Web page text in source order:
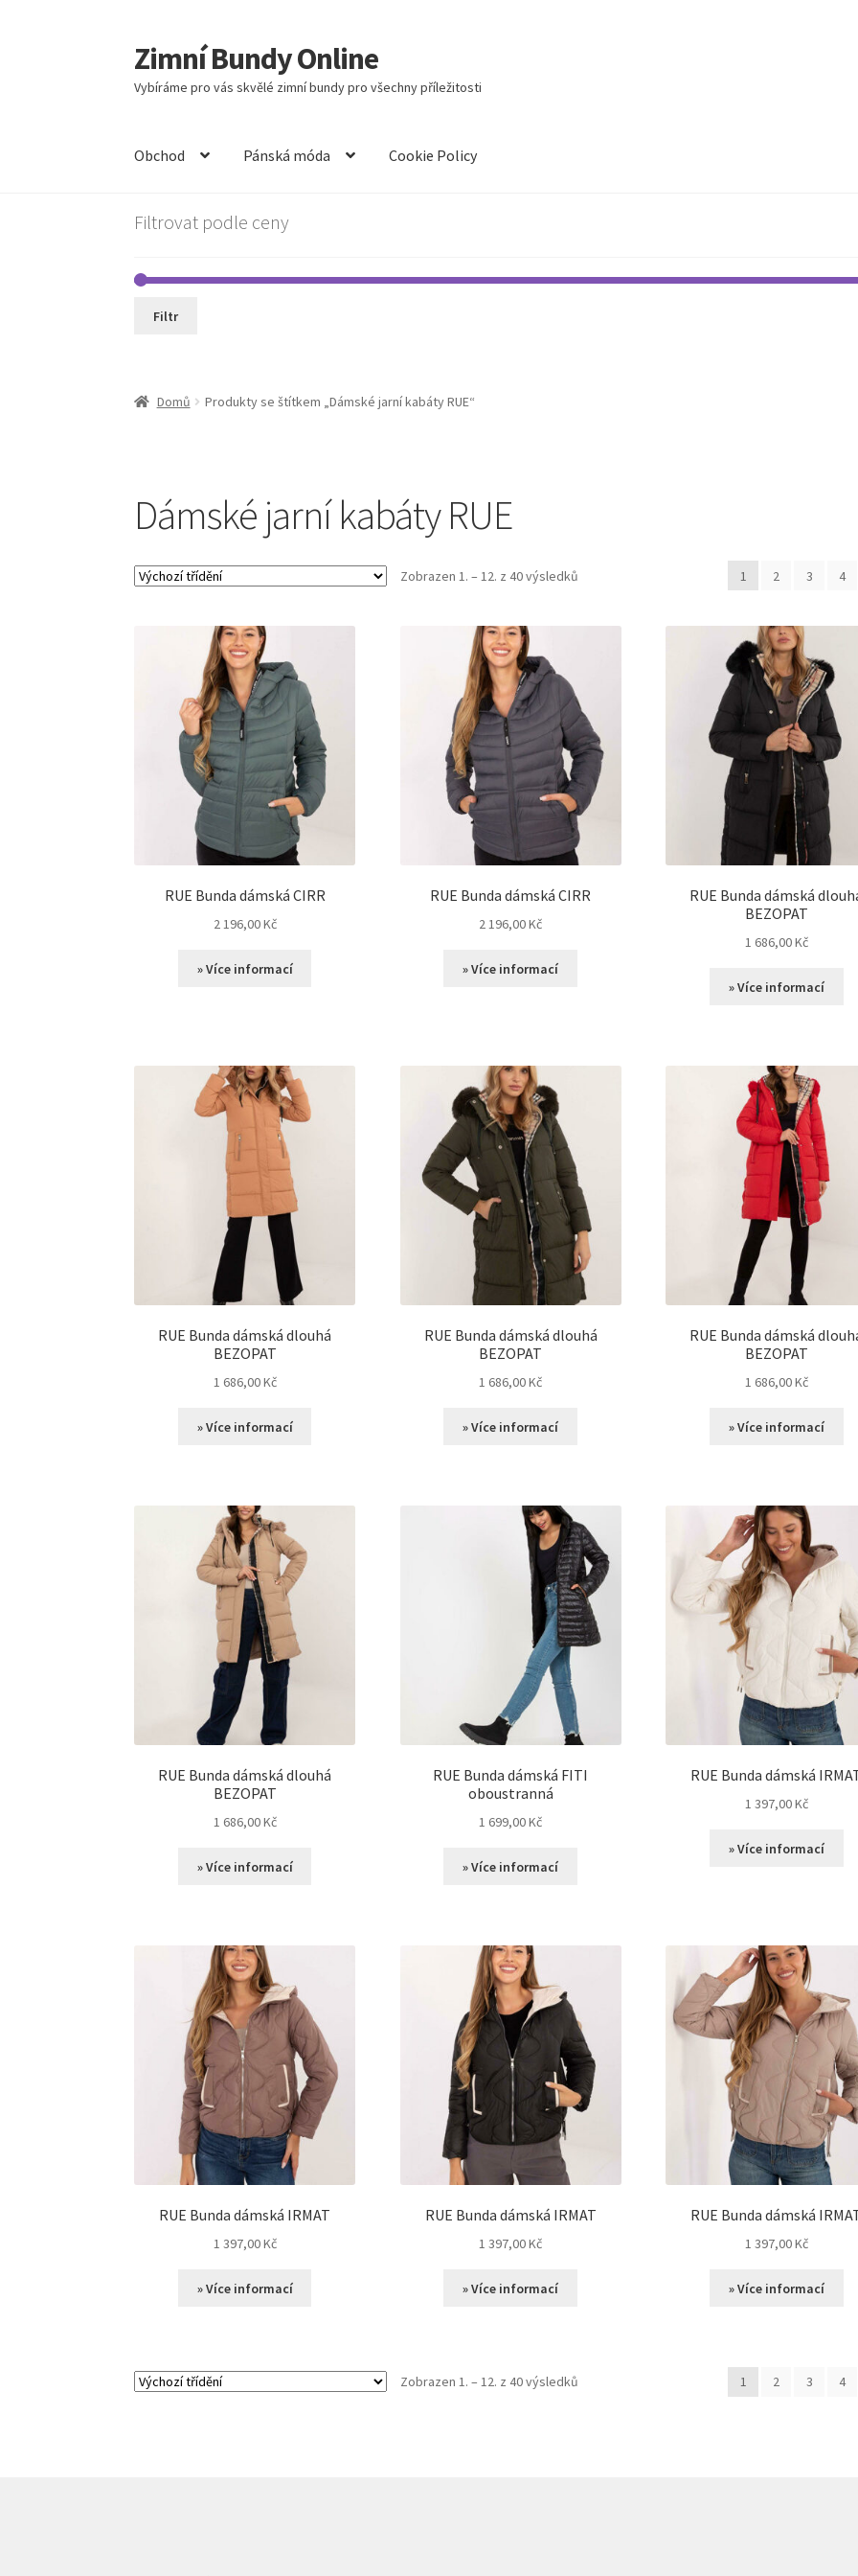
Přeskočit
na
navigaci
Přejít
k
obsahu
Zimní Bundy Online
Vybíráme pro vás skvělé zimní bundy pro všechny příležitosti
Obchod Pánská móda Cookie Policy
Filtrovat podle ceny
Filtr
Domů Produkty se štítkem „Dámské jarní kabáty RUE“
Dámské jarní kabáty RUE
Zobrazen 1. – 12. z 40 výsledků 1 2 3 4
RUE Bunda dámská CIRR
2 196,00Kč
» Více informací
RUE Bunda dámská CIRR
2 196,00Kč
» Více informací
RUE Bunda dámská
BEZOPAT
1 686,00Kč
» Více informací
RUE Bunda dámská dlouhá
BEZOPAT
1 686,00Kč
» Více informací
RUE Bunda dámská dlouhá
BEZOPAT
1 686,00Kč
» Více informací
RUE Bunda dámská
BEZOPAT
1 686,00Kč
» Více informací
RUE Bunda dámská dlouhá
BEZOPAT
1 686,00Kč
» Více informací
RUE Bunda dámská FITI
oboustranná
1 699,00Kč
» Více informací
RUE Bunda dámská
1 397,00Kč
» Více informací
RUE Bunda dámská IRMAT
1 397,00Kč
» Více informací
RUE Bunda dámská IRMAT
1 397,00Kč
» Více informací
RUE Bunda dámská
1 397,00Kč
» Více informací
Zobrazen 1. – 12. z 40 výsledků 1 2 3 4